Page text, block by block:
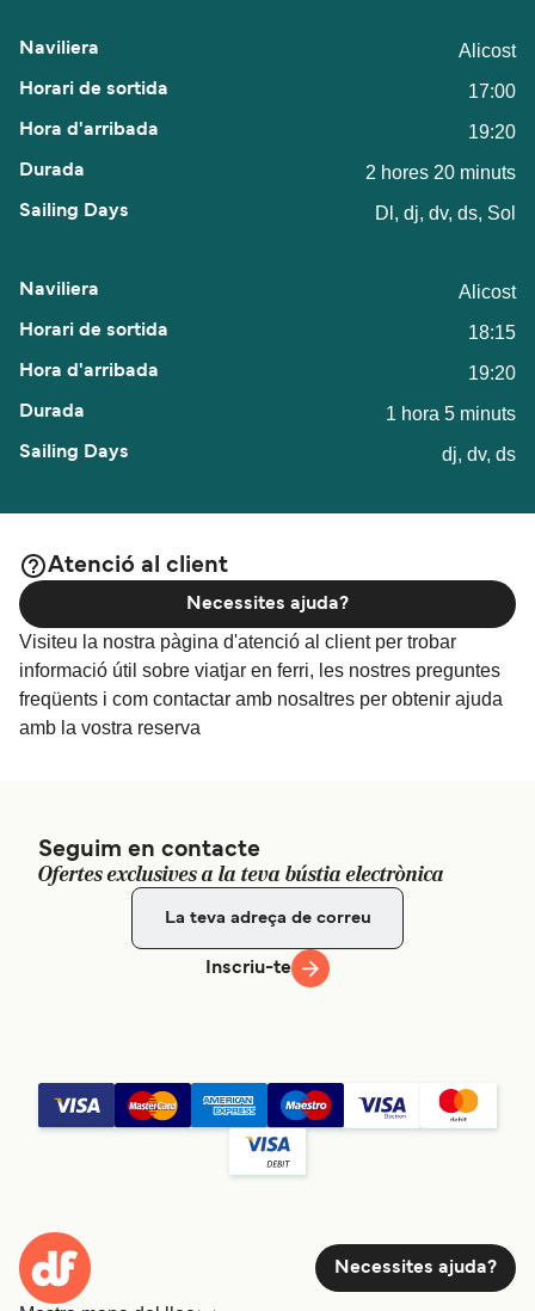
Alicost
17:00
19:20
2 hores 20 minuts
Dl, dj, dv, ds, Sol
Alicost
18:15
19:20
1 hora 5 minuts
dj, dv, ds
Atenció al client
Visiteu la nostra pàgina d'atenció al client per trobar
informació útil sobre viatjar en ferri, les nostres preguntes
freqüents i com contactar amb nosaltres per obtenir ajuda
amb la vostra reserva
Necessites ajuda?
Seguim en contacte
Ofertes exclusives a la teva bústia electrònica
Inscriu-te
Necessites ajuda?